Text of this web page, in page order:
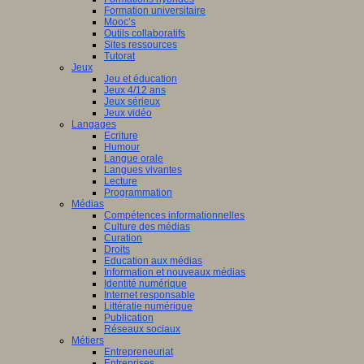
Formation universitaire
Mooc’s
Outils collaboratifs
Sites ressources
Tutorat
Jeux
Jeu et éducation
Jeux 4/12 ans
Jeux sérieux
Jeux vidéo
Langages
Ecriture
Humour
Langue orale
Langues vivantes
Lecture
Programmation
Médias
Compétences informationnelles
Culture des médias
Curation
Droits
Education aux médias
Information et nouveaux médias
Identité numérique
Internet responsable
Littératie numérique
Publication
Réseaux sociaux
Métiers
Entrepreneuriat